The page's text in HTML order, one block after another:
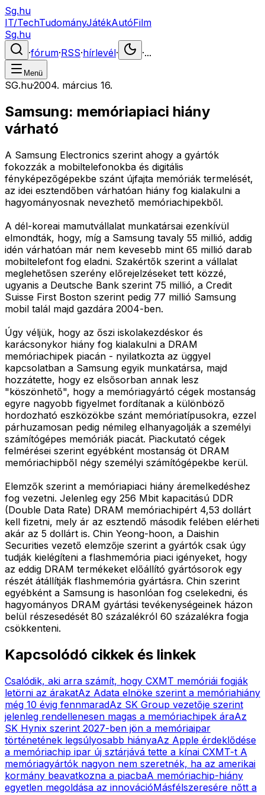
Sg.hu
IT/TechTudományJátékAutóFilm
Sg.hu
·fórum·RSS·hírlevél· ·...
Menü
SG.hu·2004. március 16.
Samsung: memóriapiaci hiány
várható
A Samsung Electronics szerint ahogy a gyártók
fokozzák a mobiltelefonokba és digitális
fényképezőgépekbe szánt újfajta memóriák termelését,
az idei esztendőben várhatóan hiány fog kialakulni a
hagyományosnak nevezhető memóriachipekből.
A dél-koreai mamutvállalat munkatársai ezenkívül
elmondták, hogy, míg a Samsung tavaly 55 millió, addig
idén várhatóan már nem kevesebb mint 65 millió darab
mobiltelefont fog eladni. Szakértők szerint a vállalat
meglehetősen szerény előrejelzéseket tett közzé,
ugyanis a Deutsche Bank szerint 75 millió, a Credit
Suisse First Boston szerint pedig 77 millió Samsung
mobil talál majd gazdára 2004-ben.
Úgy véljük, hogy az őszi iskolakezdéskor és
karácsonykor hiány fog kialakulni a DRAM
memóriachipek piacán - nyilatkozta az üggyel
kapcsolatban a Samsung egyik munkatársa, majd
hozzátette, hogy ez elsősorban annak lesz
"köszönhető", hogy a memóriagyártó cégek mostanság
egyre nagyobb figyelmet fordítanak a különböző
hordozható eszközökbe szánt memóriatípusokra, ezzel
párhuzamosan pedig némileg elhanyagolják a személyi
számítógépes memóriák piacát. Piackutató cégek
felmérései szerint egyébként mostanság öt DRAM
memóriachipből négy személyi számítógépekbe kerül.
Elemzők szerint a memóriapiaci hiány áremelkedéshez
fog vezetni. Jelenleg egy 256 Mbit kapacitású DDR
(Double Data Rate) DRAM memóriachipért 4,53 dollárt
kell fizetni, mely ár az esztendő második felében elérheti
akár az 5 dollárt is. Chin Yeong-hoon, a Daishin
Securities vezető elemzője szerint a gyártók csak úgy
tudják kielégíteni a flashmemória piaci igényeket, hogy
az eddig DRAM termékeket előállító gyártósorok egy
részét átállítják flashmemória gyártásra. Chin szerint
egyébként a Samsung is hasonlóan fog cselekedni, és
hagyományos DRAM gyártási tevékenységeinek házon
belül részesedését 80 százalékról 60 százalékra fogja
csökkenteni.
Kapcsolódó cikkek és linkek
Csalódik, aki arra számít, hogy CXMT memóriái fogják
letörni az árakatAz Adata elnöke szerint a memóriahiány
még 10 évig fennmaradAz SK Group vezetője szerint
jelenleg rendellenesen magas a memóriachipek áraAz
SK Hynix szerint 2027-ben jön a memóriaipar
történetének legsúlyosabb hiányaAz Apple érdeklődése
a memóriachip ipar új sztárjává tette a kínai CXMT-t A
memóriagyártók nagyon nem szeretnék, ha az amerikai
kormány beavatkozna a piacbaA memóriachip-hiány
egyetlen megoldása az innovációMásfélszeresére nőtt a